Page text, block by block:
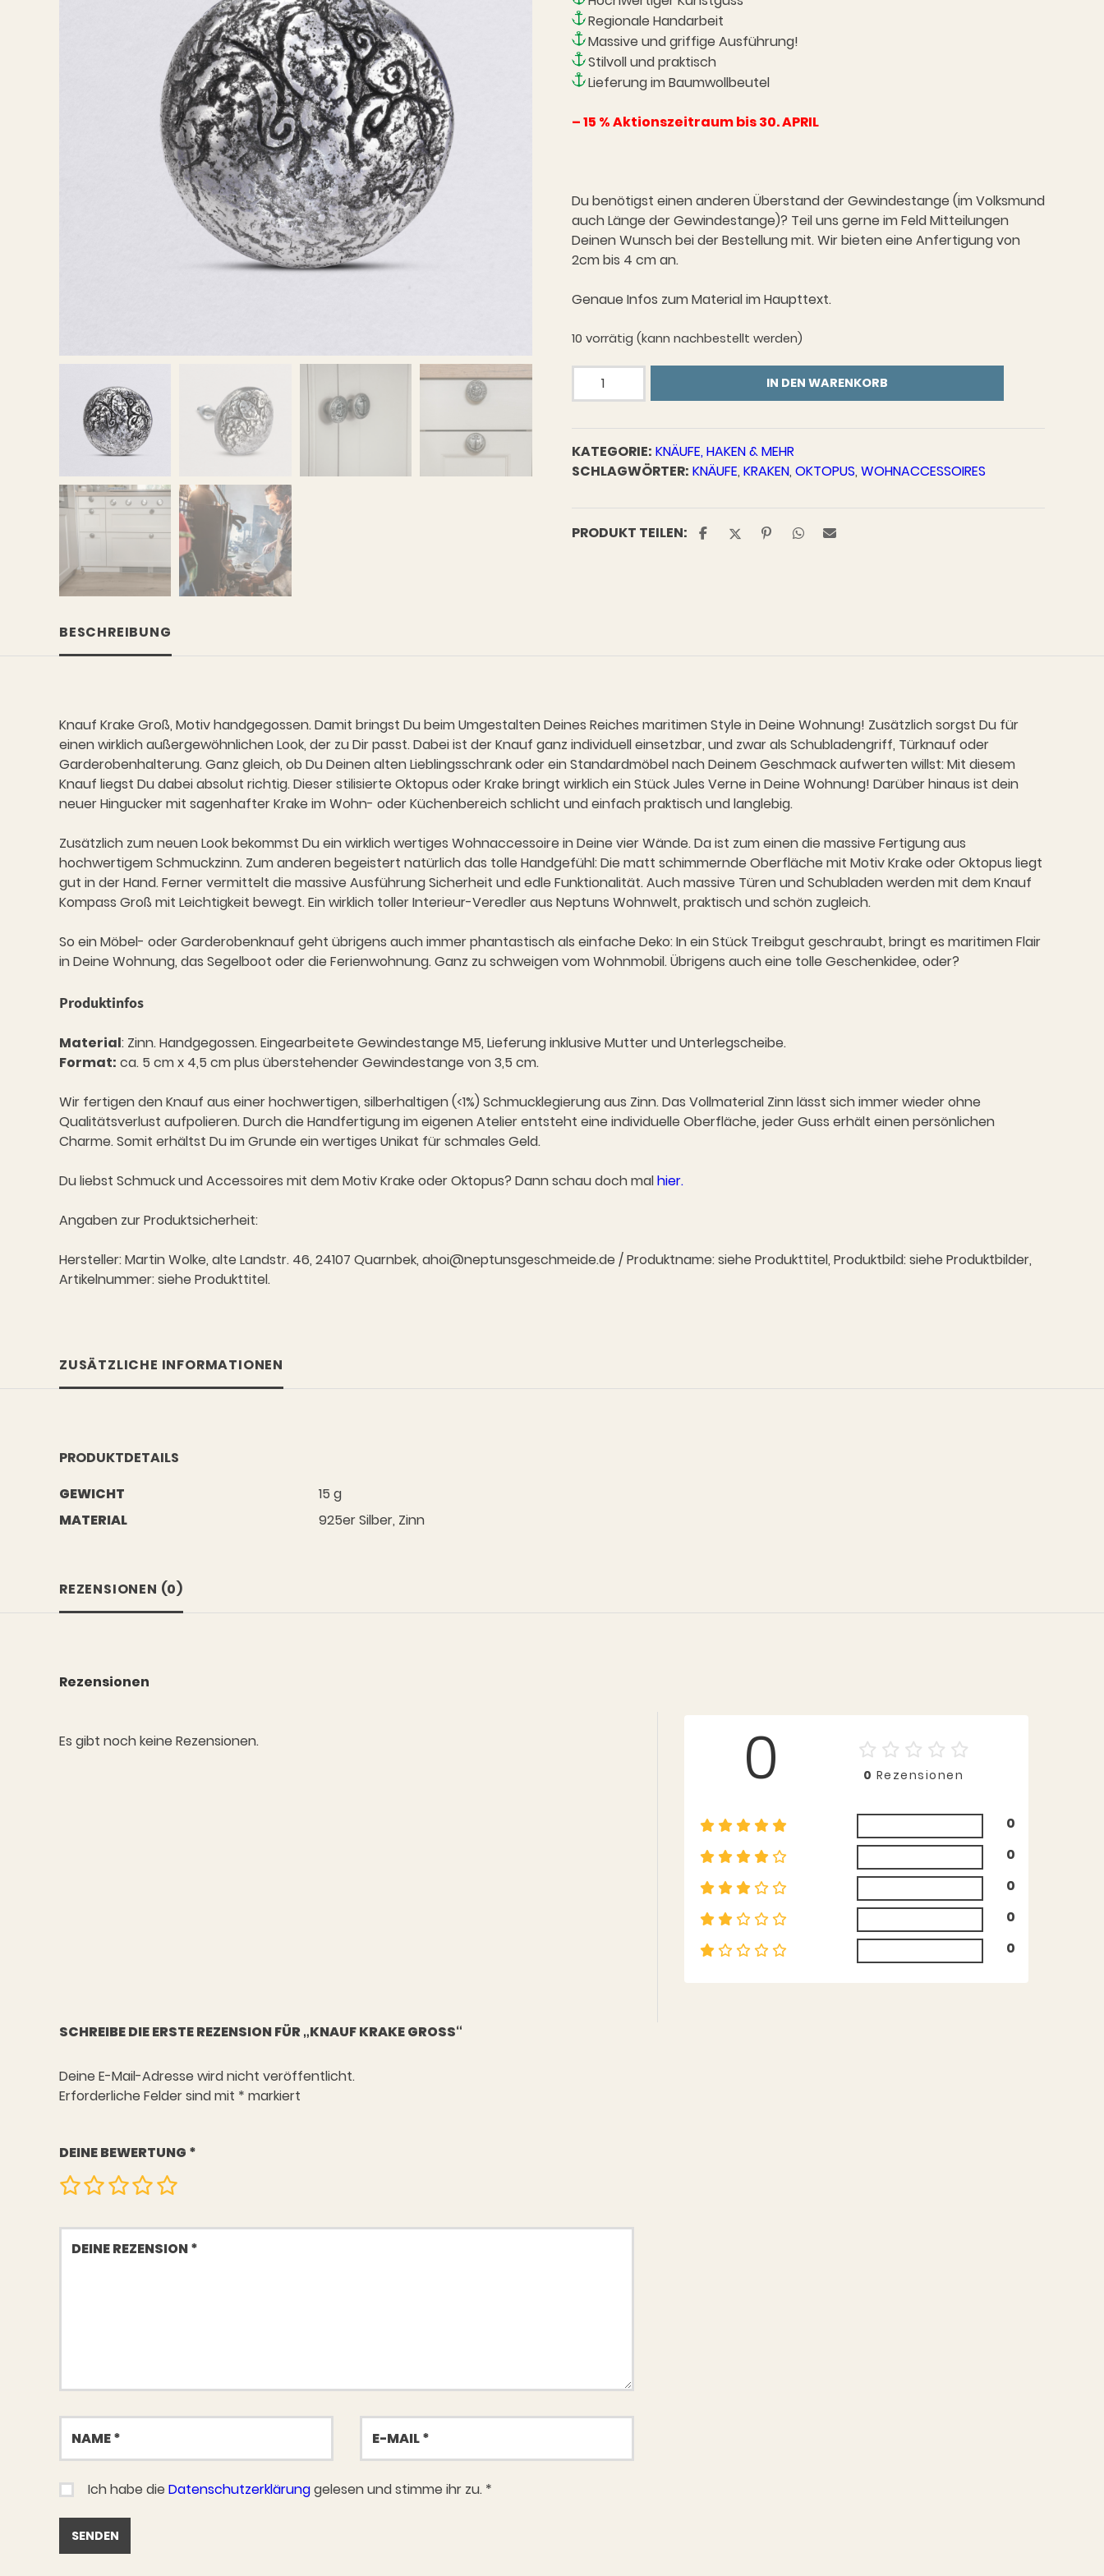
Regionale Handarbeit
Massive und griffige Ausführung!
Stilvoll und praktisch
Lieferung im Baumwollbeutel
– 15 % Aktionszeitraum bis 30. APRIL
Du benötigst einen anderen Überstand der Gewindestange (im Volksmund
auch Länge der Gewindestange)? Teil uns gerne im Feld Mitteilungen
Deinen Wunsch bei der Bestellung mit. Wir bieten eine Anfertigung von
2cm bis 4 cm an.
Genaue Infos zum Material im Haupttext.
10 vorrätig (kann nachbestellt werden)
Knauf
Krake
Menge
IN DEN WARENKORB
KATEGORIE: KNÄUFE, HAKEN & MEHR
SCHLAGWÖRTER: KNÄUFE, KRAKEN, OKTOPUS, WOHNACCESSOIRES
PRODUKT TEILEN:
BESCHREIBUNG
Knauf Krake Groß, Motiv handgegossen. Damit bringst Du beim Umgestalten Deines Reiches maritimen Style in Deine Wohnung! Zusätzlich sorgst Du für
einen wirklich außergewöhnlichen Look, der zu Dir passt. Dabei ist der Knauf ganz individuell einsetzbar, und zwar als Schubladengriff, Türknauf oder
Garderobenhalterung. Ganz gleich, ob Du Deinen alten Lieblingsschrank oder ein Standardmöbel nach Deinem Geschmack aufwerten willst: Mit diesem
Knauf liegst Du dabei absolut richtig. Dieser stilisierte Oktopus oder Krake bringt wirklich ein Stück Jules Verne in Deine Wohnung! Darüber hinaus ist dein
neuer Hingucker mit sagenhafter Krake im Wohn- oder Küchenbereich schlicht und einfach praktisch und langlebig.
Zusätzlich zum neuen Look bekommst Du ein wirklich wertiges Wohnaccessoire in Deine vier Wände. Da ist zum einen die massive Fertigung aus
hochwertigem Schmuckzinn. Zum anderen begeistert natürlich das tolle Handgefühl: Die matt schimmernde Oberfläche mit Motiv Krake oder Oktopus liegt
gut in der Hand. Ferner vermittelt die massive Ausführung Sicherheit und edle Funktionalität. Auch massive Türen und Schubladen werden mit dem Knauf
Kompass Groß mit Leichtigkeit bewegt. Ein wirklich toller Interieur-Veredler aus Neptuns Wohnwelt, praktisch und schön zugleich.
So ein Möbel- oder Garderobenknauf geht übrigens auch immer phantastisch als einfache Deko: In ein Stück Treibgut geschraubt, bringt es maritimen Flair
in Deine Wohnung, das Segelboot oder die Ferienwohnung. Ganz zu schweigen vom Wohnmobil. Übrigens auch eine tolle Geschenkidee, oder?
Produktinfos
Material: Zinn. Handgegossen. Eingearbeitete Gewindestange M5, Lieferung inklusive Mutter und Unterlegscheibe.
Format: ca. 5 cm x 4,5 cm plus überstehender Gewindestange von 3,5 cm.
Wir fertigen den Knauf aus einer hochwertigen, silberhaltigen (<1%) Schmucklegierung aus Zinn. Das Vollmaterial Zinn lässt sich immer wieder ohne
Qualitätsverlust aufpolieren. Durch die Handfertigung im eigenen Atelier entsteht eine individuelle Oberfläche, jeder Guss erhält einen persönlichen
Charme. Somit erhältst Du im Grunde ein wertiges Unikat für schmales Geld.
Du liebst Schmuck und Accessoires mit dem Motiv Krake oder Oktopus? Dann schau doch malhier.
Angaben zur Produktsicherheit:
Hersteller: Martin Wolke, alte Landstr. 46, 24107 Quarnbek, ahoi@neptunsgeschmeide.de / Produktname: siehe Produkttitel, Produktbild: siehe Produktbilder,
Artikelnummer: siehe Produkttitel.
ZUSÄTZLICHE INFORMATIONEN
PRODUKTDETAILS
GEWICHT
15 g
MATERIAL
925er Silber, Zinn
REZENSIONEN (0)
Rezensionen
Es gibt noch keine Rezensionen. 0 0 Rezensionen
0
0
0
0
0
SCHREIBE DIE ERSTE REZENSION FÜR „KNAUF KRAKE GROSS“
Deine E-Mail-Adresse wird nicht veröffentlicht.
Erforderliche Felder sind mit * markiert
DEINE BEWERTUNG *
Deine
Rezension
Name
E-
Mail
Ich habe die Datenschutzerklärunggelesen und stimme ihr zu. *